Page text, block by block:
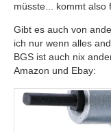
müsste... kommt also
Gibt es auch von
ich nur wenn alles
BGS ist auch nix
Amazon und Ebay: